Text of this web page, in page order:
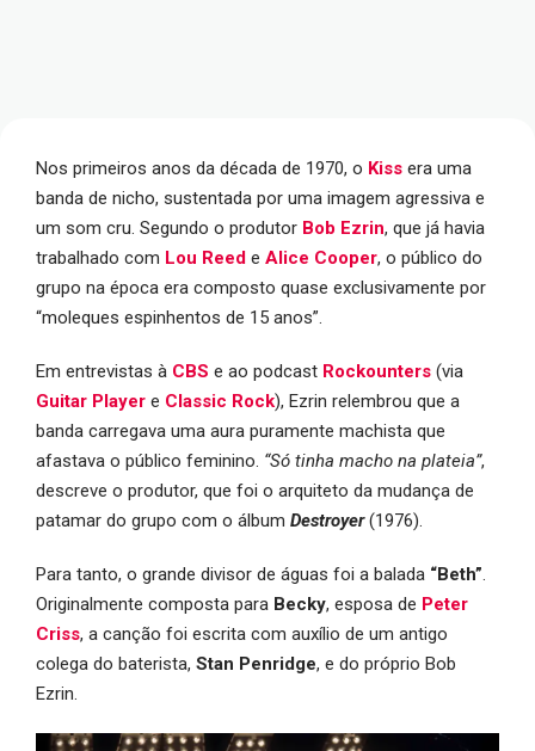
Nos primeiros anos da década de 1970, o Kiss era uma
banda de nicho, sustentada por uma imagem agressiva e
um som cru. Segundo o produtor Bob Ezrin, que já havia
trabalhado com Lou Reed e Alice Cooper, o público do
grupo na época era composto quase exclusivamente por
“moleques espinhentos de 15 anos”.
Em entrevistas à CBS e ao podcast Rockounters (via
Guitar Player e Classic Rock), Ezrin relembrou que a
banda carregava uma aura puramente machista que
afastava o público feminino. “Só tinha macho na plateia”,
descreve o produtor, que foi o arquiteto da mudança de
patamar do grupo com o álbum Destroyer(1976).
Para tanto, o grande divisor de águas foi a balada “Beth”.
Originalmente composta para Becky, esposa de Peter
Criss, a canção foi escrita com auxílio de um antigo
colega do baterista, Stan Penridge, e do próprio Bob
Ezrin.